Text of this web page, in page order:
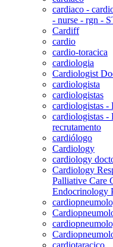
cardiaco -
- nurse - rgn -
Cardiff
cardio
cardio-toracica
cardiologia
Cardiologist
cardiologista
cardiologistas
cardiologistas -
cardiologistas -
recrutamento
cardiólogo
Cardiology
cardiology
Cardiology
Palliative Care
Endocrinology
cardiotaracico